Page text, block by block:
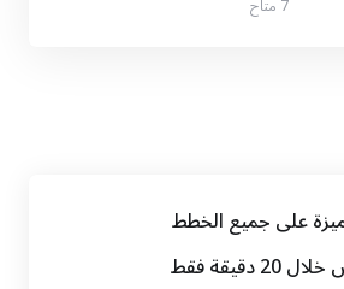
7 متاح
على جميع الخطط
فقط